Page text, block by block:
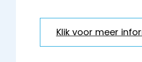
Klik voor meer